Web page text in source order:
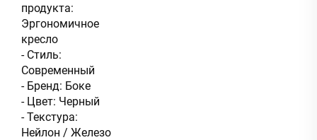
продукта:
Эргономичное
кресло
- Стиль:
Современный
- Бренд: Боке
- Цвет: Черный
- Текстура:
Нейлон / Железо